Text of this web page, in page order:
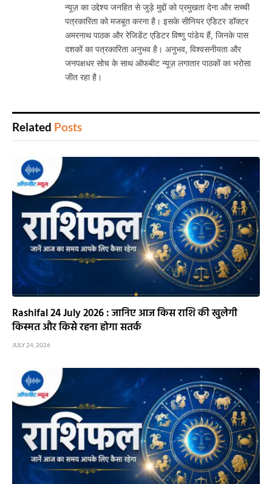
और ऑफबीट खबरें निष्पक्षता के साथ प्रस्तुत करता है। ऑफबीट
न्यूज़ का उद्देश्य जनहित से जुड़े मुद्दों को प्रमुखता देना और सच्ची
पत्रकारिता को मजबूत करना है। इसके सीनियर एडिटर डॉक्टर
अमरनाथ पाठक और रेजिडेंट एडिटर विष्णु पांडेय हैं, जिनके पास
दशकों का पत्रकारिता अनुभव है। अनुभव, विश्वसनीयता और
जनपक्षधर सोच के साथ ऑफबीट न्यूज़ लगातार पाठकों का भरोसा
RelatedPosts
Rashifal 24 July 2026 : जानिए आज किस राशि की खुलेगी
किस्मत और किसे रहना होगा सतर्क